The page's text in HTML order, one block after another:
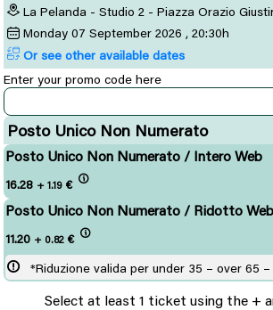
La Pelanda - Studio 2 - Piazza Orazio
Monday 07 September 2026 , 20:30h
Or see other available dates
Enter your promo code here
Posto Unico Non Numerato
Posto Unico Non Numerato / Intero Web
16.28 + 1.19 €
Posto Unico Non Numerato / Ridotto Web
11.20 + 0.82 €
*Riduzione valida per under 35 – over 65
Select at least 1 ticket using the +